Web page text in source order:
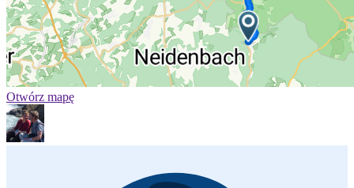
Otwórz mapę